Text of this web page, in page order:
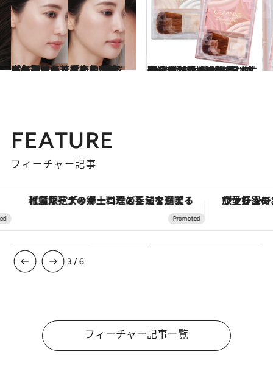
2026.4.3
〈ヘアラインを変えて簡単に小顔＆若見え〉“生え際の影になりすます”フジコ名品ほか、「小顔プチプラ」検証〈産後の薄毛が気になる人、面長さんも必見〉
ビューティ＆ヘルス 2026.2.19
「セザンヌの“粉モノ”は間違いない」“ババアの粉”の次のお粉は…万人に似合って「機嫌のいい顔」になれる大人ピンクチーク【春の自腹買いプチプラ】
ビューティ＆ヘルス
FEATURE
フィーチャー記事
ヴァシュロン・コンスタンタン「オーヴァーシーズ・オートマティック」。旅愛好家のお気に入りコレクションから、ジェンダーレスな新作が登場
4 /6
フィーチャー記事一覧